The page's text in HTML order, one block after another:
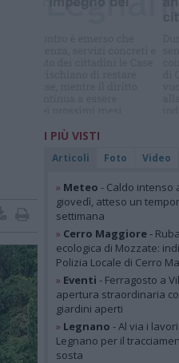
I PIÙ VISTI
Articoli Foto Video
» Meteo - Caldo intenso
giovedì, atteso un
settimana
» Cerro Maggiore-
ecologica di Mozzate:
Polizia Locale di Cerro
» Eventi - Ferragosto a
apertura straordinaria
giardini aperti
» Legnano - Al via i
Legnano per il
sosta